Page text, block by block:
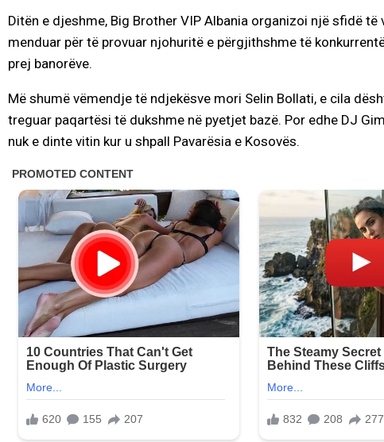
Ditën e djeshme, Big Brother VIP Albania organizoi një sfidë
menduar për të provuar njohuritë e përgjithshme të
prej banorëve.
Më shumë vëmendje të ndjekësve mori Selin Bollati, e cila
treguar paqartësi të dukshme në pyetjet bazë. Por edhe DJ
nuk e dinte vitin kur u shpall Pavarësia e Kosovës.